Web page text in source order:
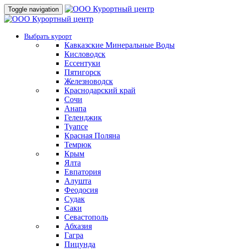
Toggle navigation
Выбрать курорт
Кавказские Минеральные Воды
Кисловодск
Ессентуки
Пятигорск
Железноводск
Краснодарский край
Сочи
Анапа
Геленджик
Туапсе
Красная Поляна
Темрюк
Крым
Ялта
Евпатория
Алушта
Феодосия
Судак
Саки
Севастополь
Абхазия
Гагра
Пицунда